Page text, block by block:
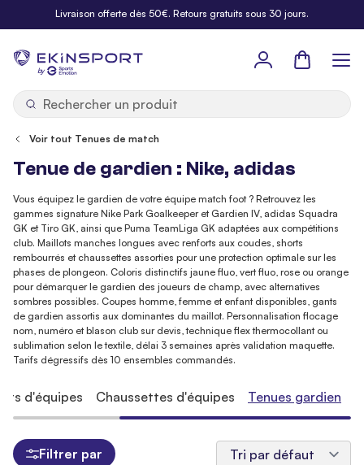
Allez au contenuLivraison offerte dès 50€. Retours gratuits sous 30 jours.
by
Panier
Voir tout Tenues de match
Tenue de gardien : Nike, adidas
Vous équipez le gardien de votre équipe match foot ? Retrouvez les
gammes signature Nike Park Goalkeeper et Gardien IV, adidas Squadra
GK et Tiro GK, ainsi que Puma TeamLiga GK adaptées aux compétitions
club. Maillots manches longues avec renforts aux coudes, shorts
rembourrés et chaussettes assorties pour une protection optimale sur les
phases de plongeon. Coloris distinctifs jaune fluo, vert fluo, rose ou orange
pour démarquer le gardien des joueurs de champ, avec alternatives
sombres possibles. Coupes homme, femme et enfant disponibles, gants
de gardien assortis aux dominantes du maillot. Personnalisation flocage
nom, numéro et blason club sur devis, technique flex thermocollant ou
sublimation selon le textile, délai 3 semaines après validation maquette.
Tarifs dégressifs dès 10 ensembles commandés.
d'équipes Chaussettes d'équipes Tenues gardien
Filtrer par